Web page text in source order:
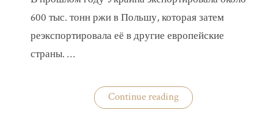
600 тыс. тонн ржи в Польшу, которая затем
реэкспортировала её в другие европейские
страны. …
Continue reading«Украина
практически